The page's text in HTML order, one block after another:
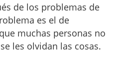
de los problemas de
es el de
muchas personas no
les olvidan las cosas.